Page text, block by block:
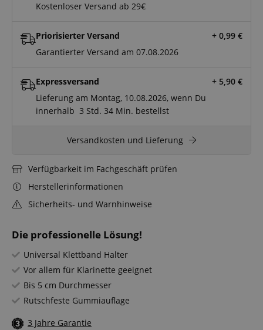
Die professionelle Lösung!
Universal Klettband Halter
Vor allem für Klarinette geeignet
Bis 5 cm Durchmesser
Rutschfeste Gummiauflage
3 Jahre Garantie
Kostenloser Versand ab 29€
Priorisierter Versand + 0,99 €
Garantierter Versand am 07.08.2026
Expressversand + 5,90 €
Lieferung am Montag, 10.08.2026, wenn Du
innerhalb 3 Std. 34 Min. bestellst
Versandkosten und Lieferung
Verfügbarkeit im Fachgeschäft prüfen
Herstellerinformationen
Sicherheits- und Warnhinweise